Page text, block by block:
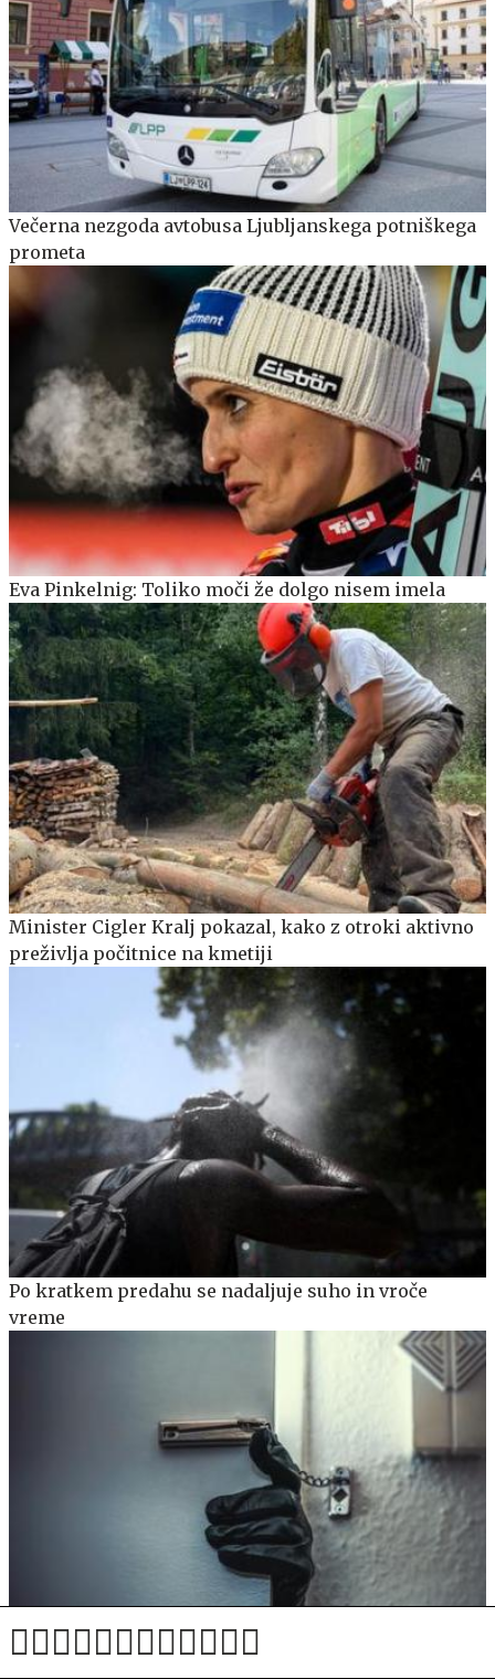
Večerna nezgoda avtobusa Ljubljanskega potniškega
prometa
Eva Pinkelnig: Toliko moči že dolgo nisem imela
Minister Cigler Kralj pokazal, kako z otroki aktivno
preživlja počitnice na kmetiji
Po kratkem predahu se nadaljuje suho in vroče
vreme
Nepridiprav v Kopru je imel neznansko srečo